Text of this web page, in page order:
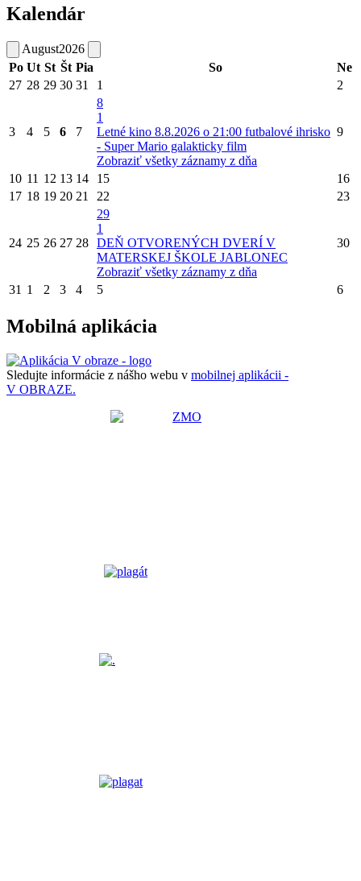
Kalendár
August2026
Po Ut St Št Pia So
Ne
27 28 29 30 31 1 2
3 4 5 6 7
8
1
Letné kino 8.8.2026 o 21:00 futbalové ihrisko
- Super Mario galakticky film
Zobraziť všetky záznamy z dňa
9
10 11 12 13 14 15
16
17 18 19 20 21 22 23
24 25 26 27 28
29
1
DEŇ OTVORENÝCH DVERÍ V
MATERSKEJ ŠKOLE JABLONEC
Zobraziť všetky záznamy z dňa
30
31 1 2 3 4 5 6
Mobilná aplikácia
Sledujte informácie z nášho webu v mobilnej aplikácii -
V OBRAZE.